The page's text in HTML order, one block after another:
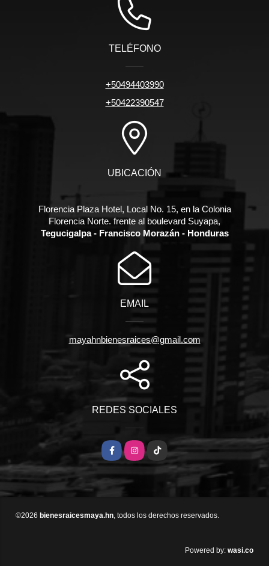
TELÉFONO
+50494403990
+50422390547
UBICACIÓN
Florencia Plaza Hotel, Local No. 15, en la Colonia
Florencia Norte. frente al boulevard Suyapa,
Tegucigalpa - Francisco Morazán - Honduras
EMAIL
mayahnbienesraices@gmail.com
REDES SOCIALES
FacebookInstagramTikTok
©2026 bienesraicesmaya.hn , todos los derechos reservados.
Powered by: wasi.co